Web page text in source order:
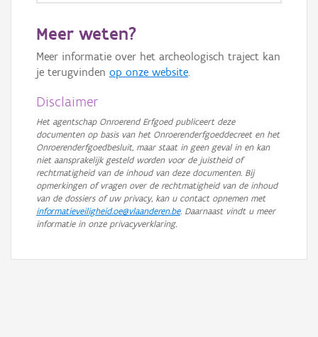
GRB-Basiskaart
GRB-Basiskaart in grijswaarden
Meer weten?
Meer informatie over het archeologisch traject kan
je terugvinden op onze website.
Disclaimer
Het agentschap Onroerend Erfgoed publiceert deze
documenten op basis van het Onroerenderfgoeddecreet en het
Onroerenderfgoedbesluit, maar staat in geen geval in en kan
niet aansprakelijk gesteld worden voor de juistheid of
rechtmatigheid van de inhoud van deze documenten. Bij
opmerkingen of vragen over de rechtmatigheid van de inhoud
van de dossiers of uw privacy, kan u contact opnemen met
informatieveiligheid.oe@vlaanderen.be. Daarnaast vindt u meer
informatie in onze privacyverklaring.